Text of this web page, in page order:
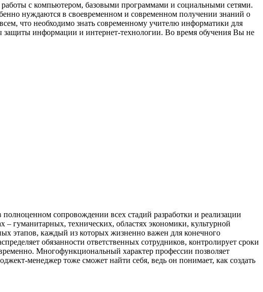
с компьютером, базовыми программами и социальными сетями.
нуждаются в своевременном и современном получении знаний о
что необходимо знать современному учителю информатики для
защиты информации и интернет-технологии. Во время обучения Вы не
сопровождении всех стадий разработки и реализации
– гуманитарных, технических, областях экономики, культурной
этапов, каждый из которых жизненно важен для конечного
обязанности ответственных сотрудников, контролирует сроки
Многофункциональный характер профессии позволяет
менеджер тоже сможет найти себя, ведь он понимает, как создать